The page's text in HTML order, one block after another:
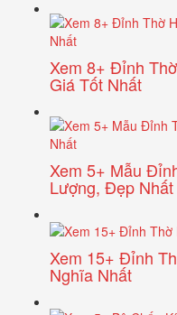
Xem 8+ Đỉnh
Giá Tốt Nhất
Xem 5+ Mẫu
Lượng, Đẹp Nhất
Xem 15+ Đỉnh
Nghĩa Nhất